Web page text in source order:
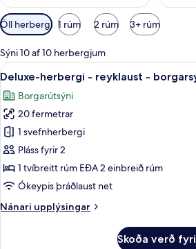
Síur
í
boði
fyrir
herbergi
Öll herbergi 1 rúm 2 rúm 3+ rúm
Sýni 10 af 10 herbergjum
Skoða
allar
myndir
fyrir
Deluxe-
herbergi
-
reyklaust
borgarsýn
Rúmföt
10
Deluxe-herbergi - reyklaust -
Borgarútsýni
20 fermetrar
1 svefnherbergi
Pláss fyrir 2
1 tvíbreitt rúm EÐA 2 einbreið rúm
Ókeypis þráðlaust net
Nánari upplýsingar
Nánari
Skoða verð